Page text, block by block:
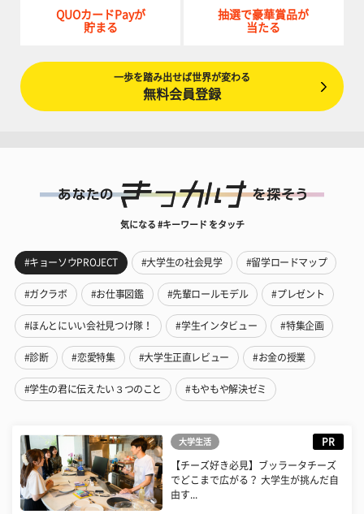
QUOカードPayが
貯まる
抽選で豪華賞品が
当たる
一歩を踏み出せば世界が変わる
無料会員登録
気になる #キーワード をタッチ
#キョーソウPROJECT #大学生の社会見学 #留学ロードマップ
#ガクラボ #お仕事図鑑 #先輩ロールモデル #プレゼント
#ほんとにいい会社見つけ隊！ #学生インタビュー #特集企画
#診断 #恋愛特集 #大学生正直レビュー #お金の授業
#学生の君に伝えたい３つのこと #もやもや解決ゼミ
大学生活 PR
【チーズ好き必見】ブッラータチーズ
でどこまで広がる？ 大学生が挑んだ自
由す...